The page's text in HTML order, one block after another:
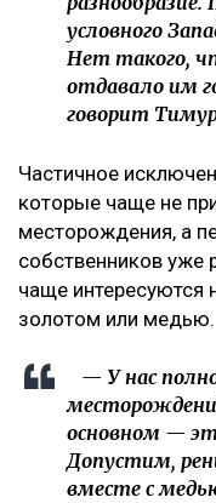
условного
Нет такого,
отдавало им
говорит
Частичное
которые чаще не
месторождения, а
собственников уже
чаще интересуются
золотом или медью.
— У нас
основном —
Допустим,
вместе с